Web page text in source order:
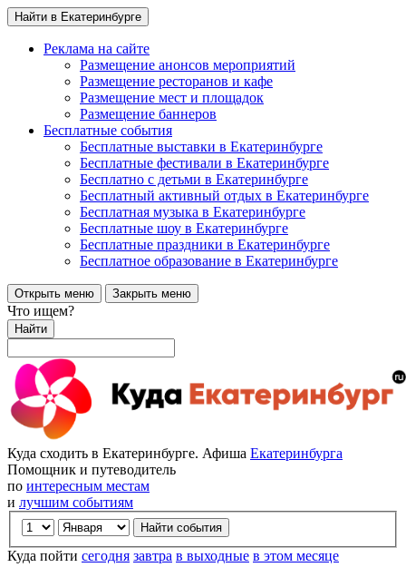
Найти в Екатеринбурге
Реклама на сайте
Размещение анонсов мероприятий
Размещение ресторанов и кафе
Размещение мест и площадок
Размещение баннеров
Бесплатные события
Бесплатные выставки в Екатеринбурге
Бесплатные фестивали в Екатеринбурге
Бесплатно с детьми в Екатеринбурге
Бесплатный активный отдых в Екатеринбурге
Бесплатная музыка в Екатеринбурге
Бесплатные шоу в Екатеринбурге
Бесплатные праздники в Екатеринбурге
Бесплатное образование в Екатеринбурге
Открыть меню Закрыть меню
Что ищем?
Найти
Куда сходить в Екатеринбурге. Афиша Екатеринбурга
Помощник и путеводитель
по интересным местам
и лучшим событиям
Куда пойти сегодня завтра в выходные в этом месяце